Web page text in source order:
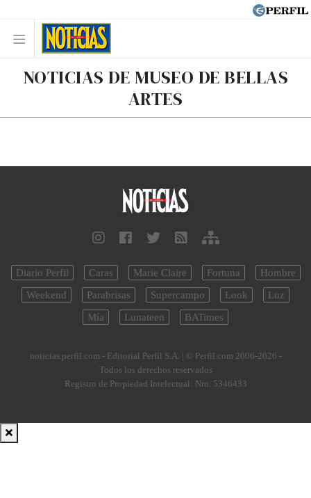
NOTICIAS DE MUSEO DE BELLAS
ARTES
Diario Perfil Caras Marie Claire Fortuna
Hombre
Weekend
Parabrisas Supercampo Look
Luz
Mía
Lunateen BATimes
noticias.perfil.com - Editorial Perfil S.A. | © Perfil.com 2006-2026 -
Todos los derechos reservados
Registro de Propiedad Intelectual: Nro. 5346433